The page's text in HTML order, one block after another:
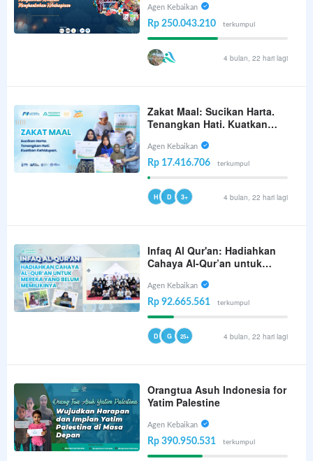
Kebahagiaan
Agen Kebaikan
Rp 250.043.210 terkumpul
4 bulan, 22 hari lagi
Zakat Maal: Sucikan Harta.
Tenangkan Hati. Kuatkan
Agen Kebaikan
Rp 17.416.706 terkumpul
H D 3+ 4 bulan, 22 hari lagi
Infaq Al Qur'an: Hadiahkan
Cahaya Al-Qur’an untuk
Memilikinya
Agen Kebaikan
Rp 92.665.561 terkumpul
D G 25+ 4 bulan, 22 hari lagi
Orangtua Asuh Indonesia for
Yatim Palestine
Agen Kebaikan
Rp 390.950.531 terkumpul